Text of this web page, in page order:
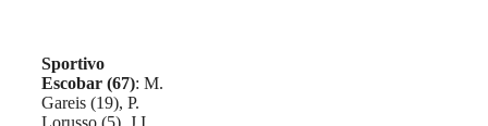
Sportivo
Escobar (67): M.
Gareis (19), P.
Lorusso (5), J.I.